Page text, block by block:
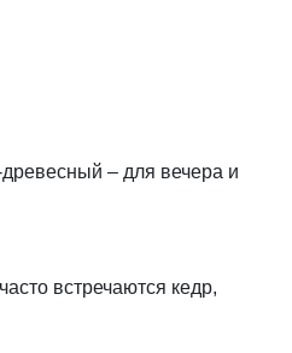
– для вечера и
встречаются кедр,